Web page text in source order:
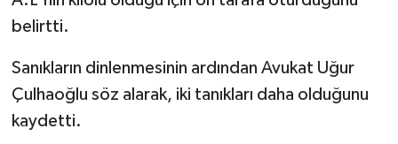
belirtti.
Sanıkların dinlenmesinin ardından Avukat Uğur
Çulhaoğlu söz alarak, iki tanıkları daha olduğunu
kaydetti.